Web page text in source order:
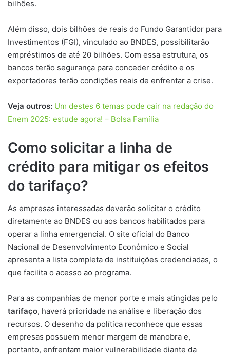
bilhões.
Além disso, dois bilhões de reais do Fundo Garantidor para
Investimentos (FGI), vinculado ao BNDES, possibilitarão
empréstimos de até 20 bilhões. Com essa estrutura, os
bancos terão segurança para conceder crédito e os
exportadores terão condições reais de enfrentar a crise.
Veja outros: Um destes 6 temas pode cair na redação do
Enem 2025: estude agora! – Bolsa Família
Como solicitar a linha de
crédito para mitigar os efeitos
do tarifaço?
As empresas interessadas deverão solicitar o crédito
diretamente ao BNDES ou aos bancos habilitados para
operar a linha emergencial. O site oficial do Banco
Nacional de Desenvolvimento Econômico e Social
apresenta a lista completa de instituições credenciadas, o
que facilita o acesso ao programa.
Para as companhias de menor porte e mais atingidas pelo
tarifaço, haverá prioridade na análise e liberação dos
recursos. O desenho da política reconhece que essas
empresas possuem menor margem de manobra e,
portanto, enfrentam maior vulnerabilidade diante da